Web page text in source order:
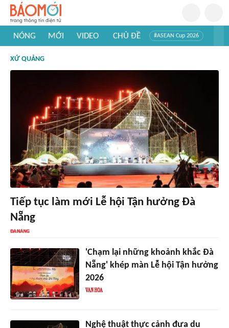
NÓNG MỚI VIDEO CHỦ ĐỀ #ASEAN Cup 2026
#Khám phá thế giới
XỨ QUẢNG
Tiếp tục làm mới Lễ hội Tận hưởng Đà
Nẵng
'Chạm lại những khoảnh khắc Đà
Nẵng' khép màn Lễ hội Tận hưởng
2026
Nghệ thuật thực cảnh đưa du